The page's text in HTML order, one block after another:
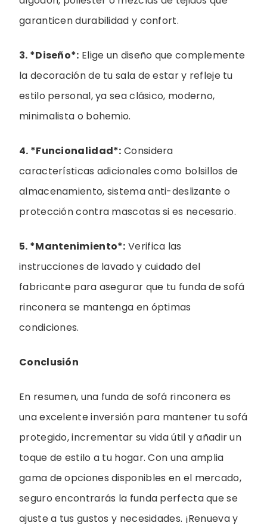
garanticen durabilidad y confort.
3. *Diseño*: Elige un diseño que complemente
la decoración de tu sala de estar y refleje tu
estilo personal, ya sea clásico, moderno,
minimalista o bohemio.
4. *Funcionalidad*: Considera
características adicionales como bolsillos de
almacenamiento, sistema anti-deslizante o
protección contra mascotas si es necesario.
5. *Mantenimiento*: Verifica las
instrucciones de lavado y cuidado del
fabricante para asegurar que tu funda de sofá
rinconera se mantenga en óptimas
condiciones.
Conclusión
En resumen, una funda de sofá rinconera es
una excelente inversión para mantener tu sofá
protegido, incrementar su vida útil y añadir un
toque de estilo a tu hogar. Con una amplia
gama de opciones disponibles en el mercado,
seguro encontrarás la funda perfecta que se
ajuste a tus gustos y necesidades. ¡Renueva y